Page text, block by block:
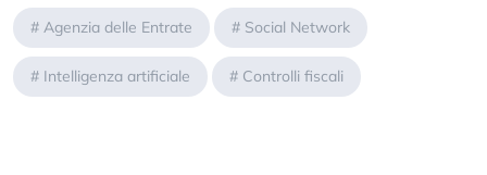
# Agenzia delle Entrate # Social Network
# Intelligenza artificiale # Controlli fiscali